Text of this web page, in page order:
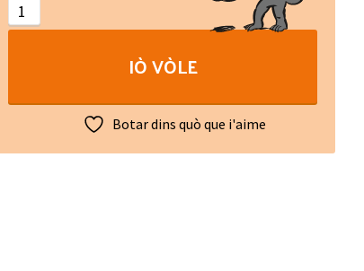
(Fac-
IÒ VÒLE
Botar dins quò que i'aime